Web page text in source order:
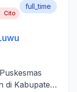
Cito
full_time
di Kabupaten